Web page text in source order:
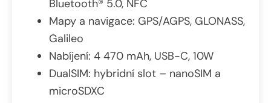
Bluetooth® 5.0, NFC
Mapy a navigace: GPS/AGPS, GLONASS,
Galileo
Nabíjení: 4 470 mAh, USB-C, 10W
DualSIM: hybridní slot – nanoSIM a
microSDXC